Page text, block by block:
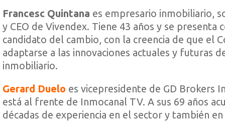
Francesc Quintana es empresario inmobiliario,
y CEO de Vivendex. Tiene 43 años y se presenta
candidato del cambio, con la creencia de que el
adaptarse a las innovaciones actuales y futuras
inmobiliario.
Gerard Duelo es vicepresidente de GD Brokers
está al frente de Inmocanal TV. A sus 69 años
décadas de experiencia en el sector y también